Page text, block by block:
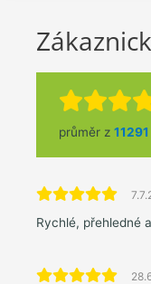
průměr z 11291
Rychlé, přehledné